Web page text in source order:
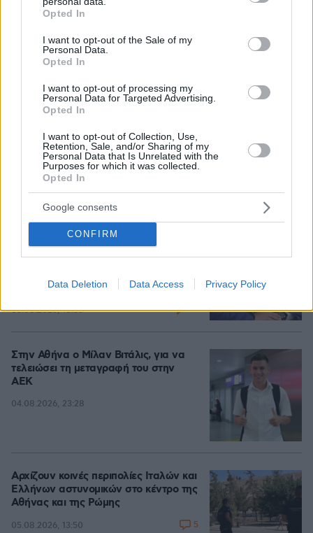
grant or deny consent to Google and its third-party tags to
use your data for below specified purposes in below Google
consent section.
Opted In
I want to opt-out of the Sale of my
Personal Data.
Opted In
I want to opt-out of processing my
Personal Data for Targeted Advertising.
Opted In
I want to opt-out of Collection, Use,
Retention, Sale, and/or Sharing of my
Personal Data that Is Unrelated with the
Purposes for which it was collected.
Opted In
Google consents
CONFIRM
Data Deletion Data Access Privacy Policy
Ελλάδας – Κύπρου, με ποσοστό πάνω
από 50% μπαίνει η Meridiam
05.08.2026, 14:41 149
Financial Times: Η Ελλάδα
κατά των πυρκαγιών
05.08.2026, 13:42 4
Γεωργιάδης για τα «πράσινα
σπιτάκια»: Η γραμματέας Διαφάνειας
του ΠΑΣΟΚ έκρινε ότι όλα έγιναν
γνωμοδότηση» απαντά η ίδια
05.08.2026, 18:55 40
Στην Αθήνα ο Μίλαν Βιτάλις, για να
τελειώσει τη μεταγραφή του στην
ΑΕΚ
04.08.2026, 23:28
Αρχίζουν κοινές περιπολίες Ιταλών και
Ελλήνων αστυνομικών στο κέντρο της
Αθήνας και της Ρώμης
05.08.2026, 13:50 5